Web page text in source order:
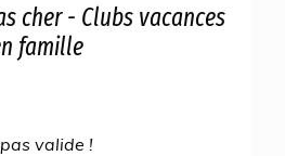
cher - Clubs vacances
famille
valide !